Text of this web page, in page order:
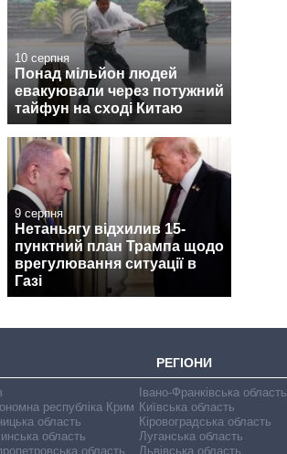
10 серпня
Понад мільйон людей
евакуювали через потужний
тайфун на сході Китаю
9 серпня
Нетаньягу відхилив 15-
пунктний план Трампа щодо
врегулювання ситуації в
Газі
РЕГІОНИ
республіка Крим
область
область
область
Івано-Франківська область
Київська область
Кіровоградська область
Луганська область
Львівська область